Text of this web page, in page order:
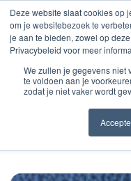
Deze website slaat cookies op
om je websitebezoek te
je aan te bieden, zowel op
Privacybeleid voor meer
We zullen je gegevens niet
te voldoen aan je
zodat je niet vaker wordt
Home Fashion